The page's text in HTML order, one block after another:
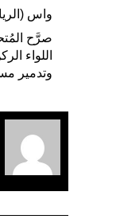
واس
صرَّح
اللواء
وتدمير